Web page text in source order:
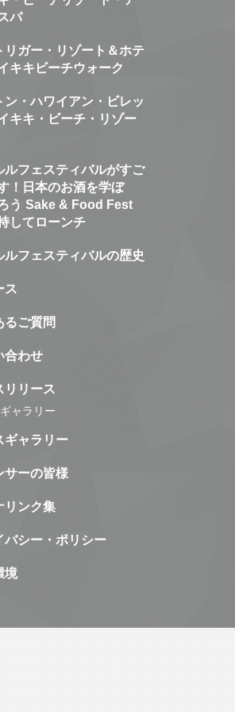
パ
リガー・リゾート＆ホテ
キキビーチウォーク
ン・ハワイアン・ビレッ
キキ・ビーチ・リゾー
ルフェスティバルがすご
！日本のお酒を学ぼ
う Sake & Food Fest
してローンチ
ルフェスティバルの歴史
ス
るご質問
合わせ
リリース
ャラリー
ギャラリー
サーの皆様
リンク集
バシー・ポリシー
境